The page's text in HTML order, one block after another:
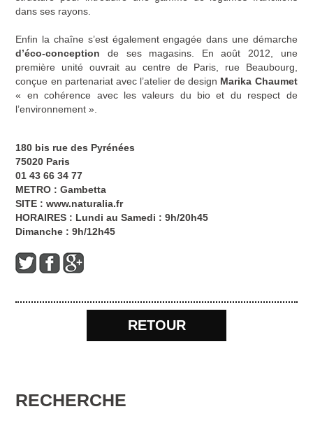
dans ses rayons.
Enfin la chaîne s’est également engagée dans une démarche
d’éco-conceptionde ses magasins. En août 2012, une
première unité ouvrait au centre de Paris, rue Beaubourg,
conçue en partenariat avec l’atelier de design Marika Chaumet
« en cohérence avec les valeurs du bio et du respect de
l’environnement ».
180 bis rue des Pyrénées
75020 Paris
01 43 66 34 77
METRO : Gambetta
SITE :www.naturalia.fr
HORAIRES : Lundi au Samedi : 9h/20h45
Dimanche : 9h/12h45
RETOUR
RECHERCHE